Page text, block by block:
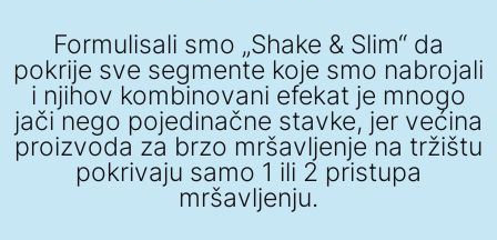
Formulisali smo „Shake & Slim“ da
pokrije sve segmente koje smo nabrojali
i njihov kombinovani efekat je mnogo
jači nego pojedinačne stavke, jer većina
proizvoda za brzo mršavljenje na tržištu
pokrivaju samo 1 ili 2 pristupa
mršavljenju.